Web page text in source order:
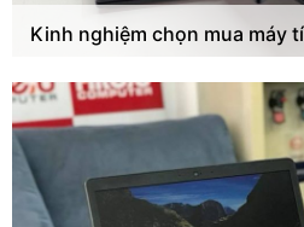
Kinh nghiệm chọn mua máy